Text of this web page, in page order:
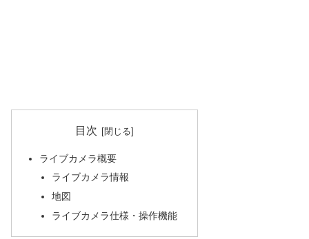
目次
ライブカメラ概要
ライブカメラ情報
地図
ライブカメラ仕様・操作機能